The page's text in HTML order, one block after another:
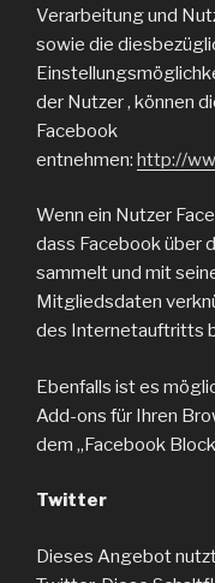
Verarbeitung und
sowie die
der Nutzer , können
Facebook
entnehmen: http://
Wenn ein Nutzer
dass Facebook über
sammelt und mit
Mitgliedsdaten
des Internetauftritts
Ebenfalls ist es
Add-ons für Ihren
dem „Facebook
Twitter
Dieses Angebot